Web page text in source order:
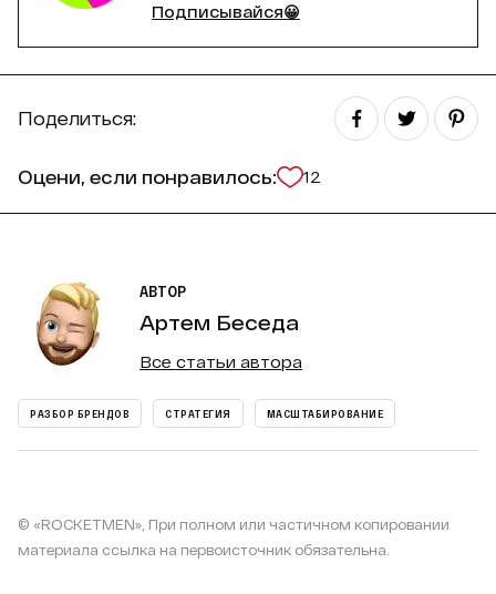
Подписывайся😀
Поделиться:
Оцени, если понравилось: 12
АВТОР
Артем Беседа
Все статьи автора
РАЗБОР БРЕНДОВ СТРАТЕГИЯ МАСШТАБИРОВАНИЕ
© «ROCKETMEN», При полном или частичном копировании
материала ссылка на первоисточник обязательна.